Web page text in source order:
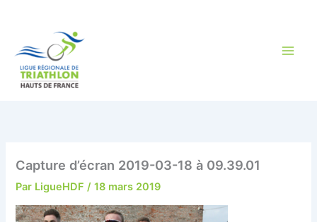
Capture d’écran 2019-03-18 à 09.39.01
Par LigueHDF/18 mars 2019